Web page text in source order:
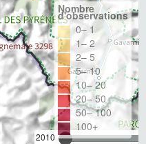
2010
Nombre
d'observations
0– 1
1– 2
2– 5
5– 10
10– 20
20– 50
50– 100
100+